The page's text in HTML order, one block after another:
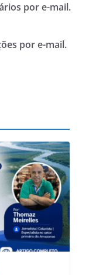
por e-mail.
por e-mail.